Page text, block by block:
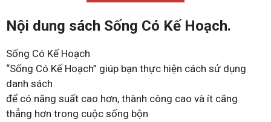
Nội dung sách Sống Có Kế Hoạch.
Sống Có Kế Hoạch
“Sống Có Kế Hoạch” giúp bạn thực hiện cách sử dụng
danh sách
để có năng suất cao hơn, thành công cao và ít căng
thẳng hơn trong cuộc sống bộn